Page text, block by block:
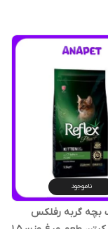
ناموجود
گربه رفلکس